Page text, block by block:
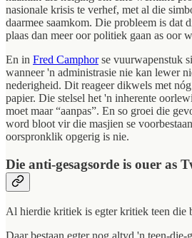
nasionale krisis te verhef, met al die
daarmee saamkom. Die probleem is dat
plaas dan meer oor politiek gaan as oor
En in Fred Camphorse vuurwapenstuk
wanneer 'n administrasie nie kan lewer
nederigheid. Dit reageer dikwels met
papier. Die stelsel het 'n inherente
moet maar “aanpas”. En so groei die
word bloot vir die masjien se
oorspronklik opgerig is nie.
Die anti-gesagsorde is ouer as
Al hierdie kritiek is egter kritiek teen die
Daar bestaan egter nog altyd 'n teen-die-